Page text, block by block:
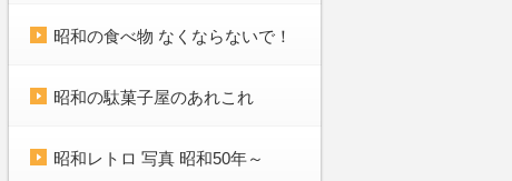
昭和の食べ物 なくならないで！
昭和の駄菓子屋のあれこれ
昭和レトロ 写真 昭和50年～